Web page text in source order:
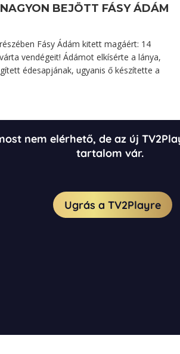
BEJÖTT FÁSY ÁDÁM
Fásy Ádám kitett magáért: 14
vendégeit! Ádámot elkísérte a lánya,
édesapjának, ugyanis ő készítette a